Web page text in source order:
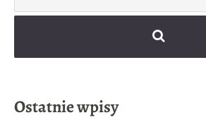
Ostatnie wpisy